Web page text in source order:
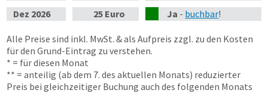
Dez 2026 25 Euro Ja - buchbar!
Alle Preise sind inkl. MwSt. & als Aufpreis zzgl. zu den Kosten
für den Grund-Eintrag zu verstehen.
* = für diesen Monat
** = anteilig (ab dem 7. des aktuellen Monats) reduzierter
Preis bei gleichzeitiger Buchung auch des folgenden Monats